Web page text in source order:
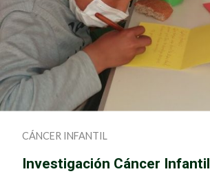
CÁNCER INFANTIL
Investigación Cáncer Infantil